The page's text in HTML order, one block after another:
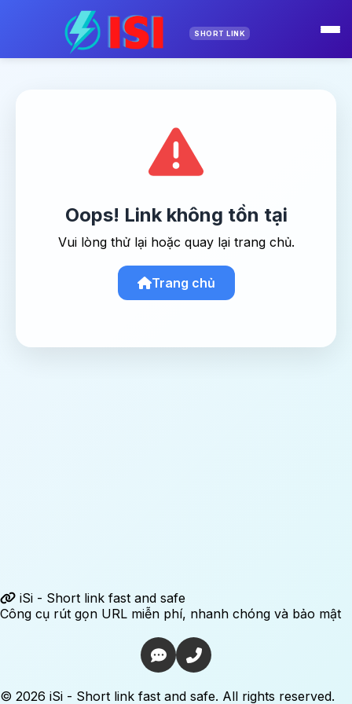
SHORT LINK
Oops! Link không tồn tại
Vui lòng thử lại hoặc quay lại trang chủ.
Trang chủ
iSi - Short link fast and safe
Công cụ rút gọn URL miễn phí, nhanh chóng và bảo mật
© 2026 iSi - Short link fast and safe. All rights reserved.